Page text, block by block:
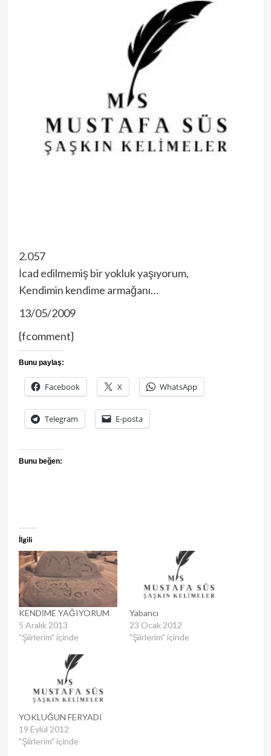
2.057
İcad edilmemiş bir yokluk yaşıyorum,
Kendimin kendime armağanı…
13/05/2009
{fcomment}
Bunu paylaş:
Facebook X WhatsApp
Telegram E-posta
Bunu beğen:
İlgili
KENDİME YAĞIYORUM
5 Aralık 2013
"Şiirlerim" içinde
Yabancı
23 Ocak 2012
"Şiirlerim" içinde
YOKLUĞUN FERYADI
19 Eylül 2012
"Şiirlerim" içinde